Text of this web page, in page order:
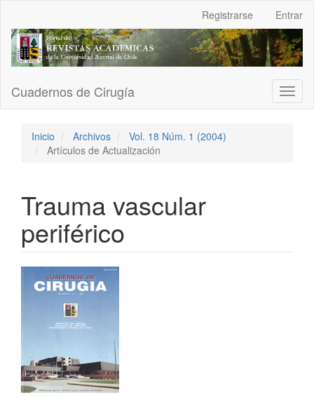
Contenido
principal
Barra
Registrarse Entrar
Cuadernos de Cirugía
Inicio Archivos
Vol. 18 Núm. 1 (2004)
Artículos de Actualización
Trauma vascular
periférico
Barra
lateral
artículo